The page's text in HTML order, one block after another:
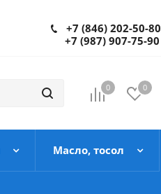
+7 (846) 202-50-80
+7 (987) 907-75-90
0 0
Масло, тосол